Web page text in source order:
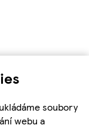
soubory
webu a